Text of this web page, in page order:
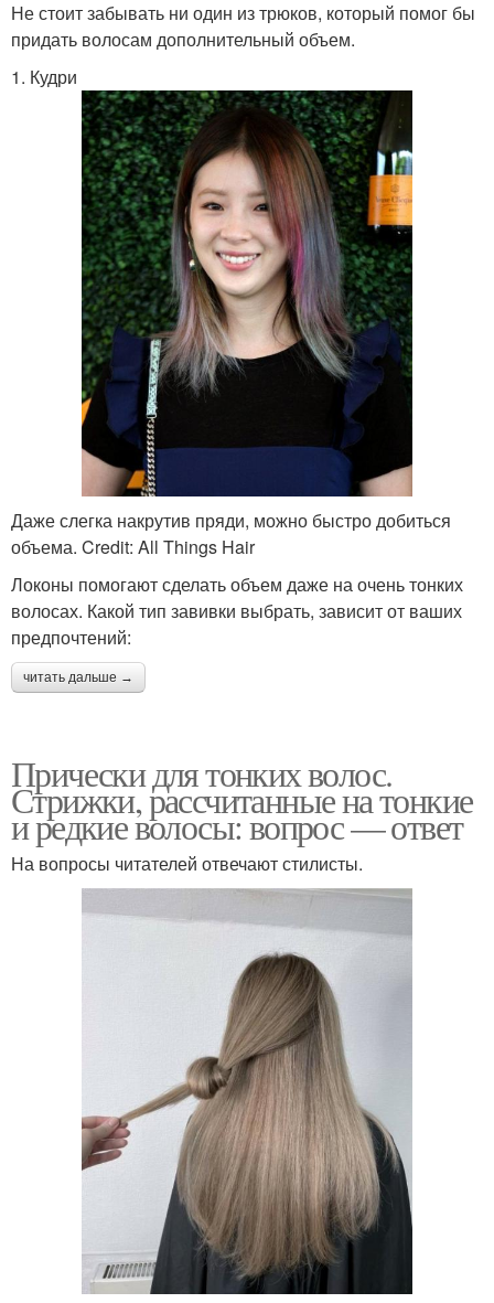
Не стоит забывать ни один из трюков, который помог бы
придать волосам дополнительный объем.
1. Кудри
Даже слегка накрутив пряди, можно быстро добиться
объема. Credit: All Things Hair
Локоны помогают сделать объем даже на очень тонких
волосах. Какой тип завивки выбрать, зависит от ваших
предпочтений:
читать дальше →
Прически для тонких волос.
Стрижки, рассчитанные на тонкие
и редкие волосы: вопрос — ответ
На вопросы читателей отвечают стилисты.